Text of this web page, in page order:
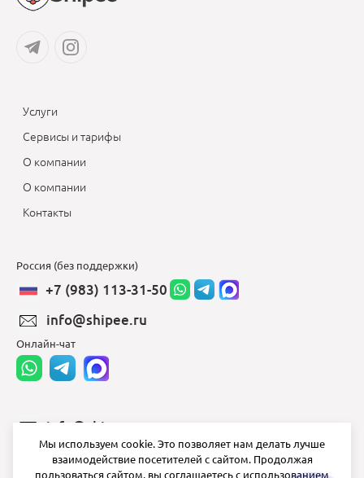
Услуги
Сервисы и тарифы
О компании
О компании
Контакты
Россия (без поддержки)
+7 (983) 113-31-50
info@shipee.ru
Онлайн-чат
info@shipee.ru
пн-пт 8:00 - 18:00
Мы используем cookie. Это позволяет нам делать лучше
взаимодействие посетителей с сайтом. Продолжая
пользоваться сайтом, вы соглашаетесь с использованием